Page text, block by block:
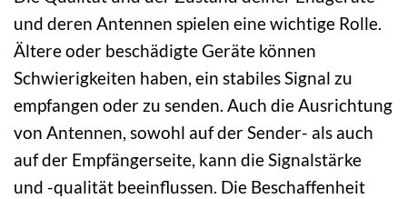
und deren Antennen spielen eine wichtige Rolle.
Ältere oder beschädigte Geräte können
Schwierigkeiten haben, ein stabiles Signal zu
empfangen oder zu senden. Auch die Ausrichtung
von Antennen, sowohl auf der Sender- als auch
auf der Empfängerseite, kann die Signalstärke
und -qualität beeinflussen. Die Beschaffenheit